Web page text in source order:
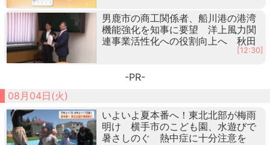
男鹿市の商工関係者、船川港の港湾
機能強化を知事に要望 洋上風力関
連事業活性化への役割向上へ 秋田
[12:30]
-PR-
08月04日(火)
いよいよ夏本番へ！東北北部が梅雨
明け 横手市のこども園、水遊びで
暑さしのぐ 熱中症に十分注意を